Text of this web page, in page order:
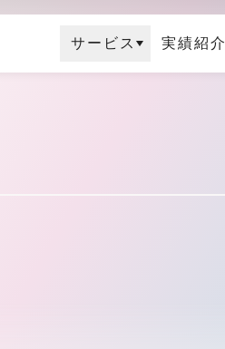
サービス 実績紹介